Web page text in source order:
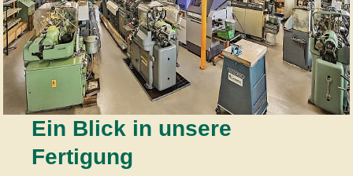
Ein Blick in unsere
Fertigung